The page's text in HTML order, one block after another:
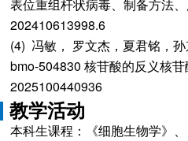
表位重组杆状病毒、制备方法
(4) 冯敏， 罗文杰，夏君铭，
bmo-504830 核苷酸的反义核
2025100440936
教学活动
本科生课程：《细胞生物学》